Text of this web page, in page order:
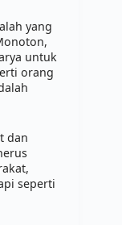
yang
untuk
orang
dan
seperti